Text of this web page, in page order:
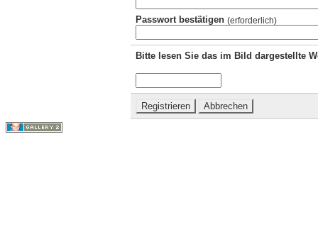
Passwort bestätigen (erforderlich)
Bitte lesen Sie das im Bild dargestellte